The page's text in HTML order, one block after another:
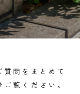
問をまとめて
覧ください。